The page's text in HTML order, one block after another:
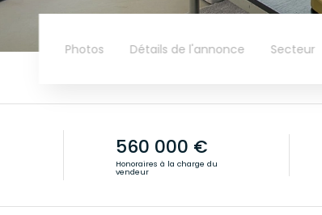
Photos Détails de l'annonce Secteur
560 000 €
Honoraires à la charge du
vendeur